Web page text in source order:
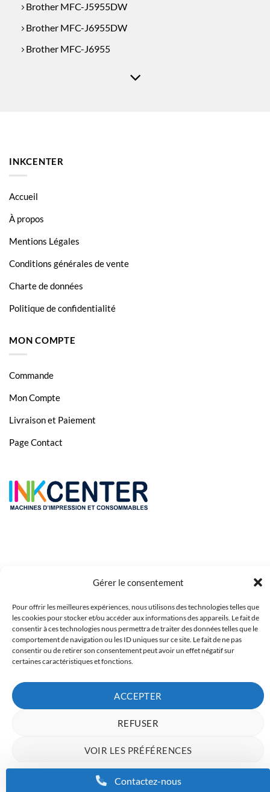
Gérer le consentement
Pour offrir les meilleures expériences, nous utilisons des technologies telles que
les cookies pour stocker et/ou accéder aux informations des appareils. Le fait de
consentir à ces technologies nous permettra de traiter des données telles que le
comportement de navigation ou les ID uniques sur ce site. Le fait de ne pas
consentir ou de retirer son consentement peut avoir un effet négatif sur
certaines caractéristiques et fonctions.
ACCEPTER
REFUSER
VOIR LES PRÉFÉRENCES
Charte de donnéesPolitique de confidentialité
Brother MFC-J5955DW
Brother MFC-J6955DW
Brother MFC-J6955
INKCENTER
Accueil
À propos
Mentions Légales
Conditions générales de vente
Charte de données
Politique de confidentialité
MON COMPTE
Commande
Mon Compte
Livraison et Paiement
Page Contact
Copyright 2023 © Inkcenter - Webdesign byMedia84
Contactez-nous